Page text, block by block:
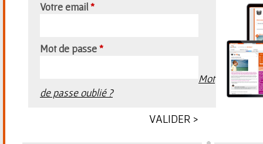
Votre email*
Mot de passe*
Mot
de passe oublié ?